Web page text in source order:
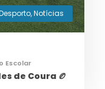
,Notícias
Escolar
de Coura 🏉